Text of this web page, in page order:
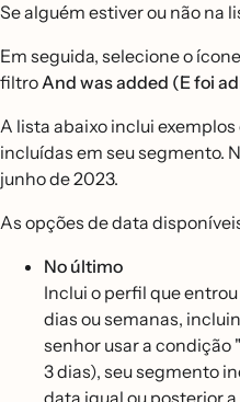
Se alguém estiver ou não na
Em seguida, selecione o
filtroAnd was added (E foi
A lista abaixo inclui
incluídas em seu segmento.
junho de 2023.
As opções de data
No último
Inclui o perfil que
dias ou semanas,
senhor usar a condição
3 dias), seu segmento